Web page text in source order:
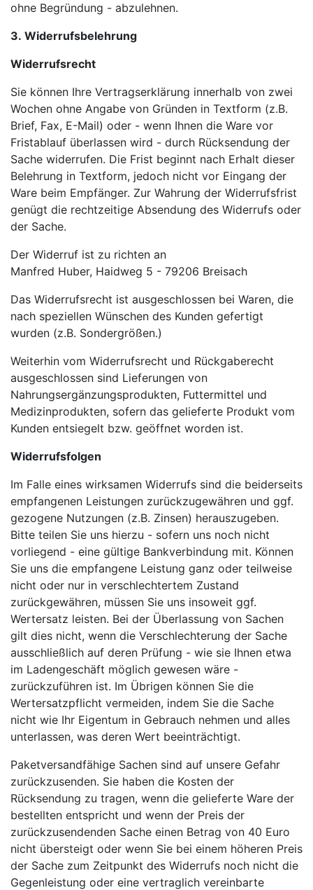
ohne Begründung - abzulehnen.
3. Widerrufsbelehrung
Widerrufsrecht
Sie können Ihre Vertragserklärung innerhalb von zwei
Wochen ohne Angabe von Gründen in Textform (z.B.
Brief, Fax, E-Mail) oder - wenn Ihnen die Ware vor
Fristablauf überlassen wird - durch Rücksendung der
Sache widerrufen. Die Frist beginnt nach Erhalt dieser
Belehrung in Textform, jedoch nicht vor Eingang der
Ware beim Empfänger. Zur Wahrung der Widerrufsfrist
genügt die rechtzeitige Absendung des Widerrufs oder
der Sache.
Der Widerruf ist zu richten an
Manfred Huber, Haidweg 5 - 79206 Breisach
Das Widerrufsrecht ist ausgeschlossen bei Waren, die
nach speziellen Wünschen des Kunden gefertigt
wurden (z.B. Sondergrößen.)
Weiterhin vom Widerrufsrecht und Rückgaberecht
ausgeschlossen sind Lieferungen von
Nahrungsergänzungsprodukten, Futtermittel und
Medizinprodukten, sofern das gelieferte Produkt vom
Kunden entsiegelt bzw. geöffnet worden ist.
Widerrufsfolgen
Im Falle eines wirksamen Widerrufs sind die beiderseits
empfangenen Leistungen zurückzugewähren und ggf.
gezogene Nutzungen (z.B. Zinsen) herauszugeben.
Bitte teilen Sie uns hierzu - sofern uns noch nicht
vorliegend - eine gültige Bankverbindung mit. Können
Sie uns die empfangene Leistung ganz oder teilweise
nicht oder nur in verschlechtertem Zustand
zurückgewähren, müssen Sie uns insoweit ggf.
Wertersatz leisten. Bei der Überlassung von Sachen
gilt dies nicht, wenn die Verschlechterung der Sache
ausschließlich auf deren Prüfung - wie sie Ihnen etwa
im Ladengeschäft möglich gewesen wäre -
zurückzuführen ist. Im Übrigen können Sie die
Wertersatzpflicht vermeiden, indem Sie die Sache
nicht wie Ihr Eigentum in Gebrauch nehmen und alles
unterlassen, was deren Wert beeinträchtigt.
Paketversandfähige Sachen sind auf unsere Gefahr
zurückzusenden. Sie haben die Kosten der
Rücksendung zu tragen, wenn die gelieferte Ware der
bestellten entspricht und wenn der Preis der
zurückzusendenden Sache einen Betrag von 40 Euro
nicht übersteigt oder wenn Sie bei einem höheren Preis
der Sache zum Zeitpunkt des Widerrufs noch nicht die
Gegenleistung oder eine vertraglich vereinbarte